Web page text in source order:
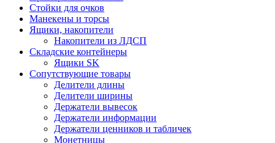
Стойки для очков
Манекены и торсы
Ящики, накопители
Накопители из ЛДСП
Складские контейнеры
Ящики SK
Сопутствующие товары
Делители длины
Делители ширины
Держатели вывесок
Держатели информации
Держатели ценников и табличек
Монетницы